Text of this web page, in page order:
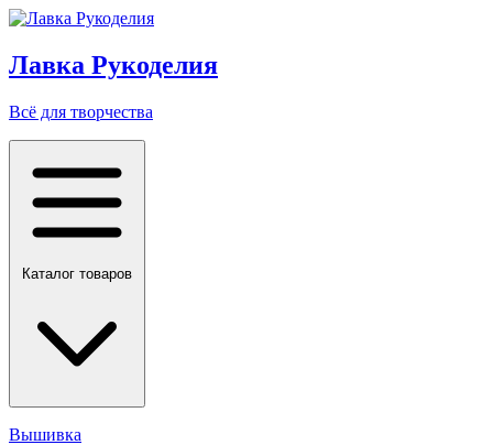
Лавка Рукоделия
Всё для творчества
Каталог товаров
Вышивка